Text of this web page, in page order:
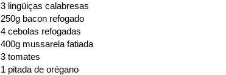
3 lingüiças calabresas
250g bacon refogado
4 cebolas refogadas
400g mussarela fatiada
3 tomates
1 pitada de orégano